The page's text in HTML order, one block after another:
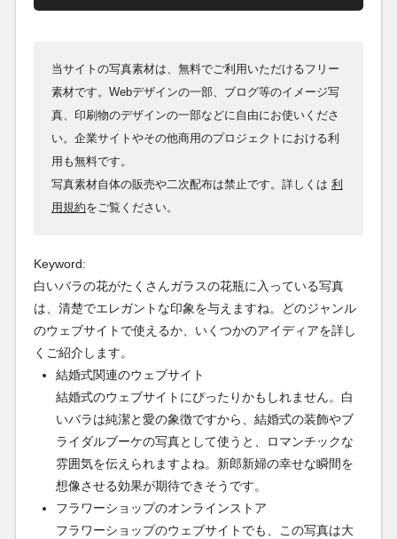
当サイトの写真素材は、無料でご利用いただけるフリー
素材です。Webデザインの一部、ブログ等のイメージ写
真、印刷物のデザインの一部などに自由にお使いくださ
い。企業サイトやその他商用のプロジェクトにおける利
用も無料です。
写真素材自体の販売や二次配布は禁止です。詳しくは 利
用規約をご覧ください。
Keyword:
白いバラの花がたくさんガラスの花瓶に入っている写真
は、清楚でエレガントな印象を与えますね。どのジャンル
のウェブサイトで使えるか、いくつかのアイディアを詳し
くご紹介します。
結婚式関連のウェブサイト
結婚式のウェブサイトにぴったりかもしれません。白
いバラは純潔と愛の象徴ですから、結婚式の装飾やブ
ライダルブーケの写真として使うと、ロマンチックな
雰囲気を伝えられますよね。新郎新婦の幸せな瞬間を
想像させる効果が期待できそうです。
フラワーショップのオンラインストア
フラワーショップのウェブサイトでも、この写真は大